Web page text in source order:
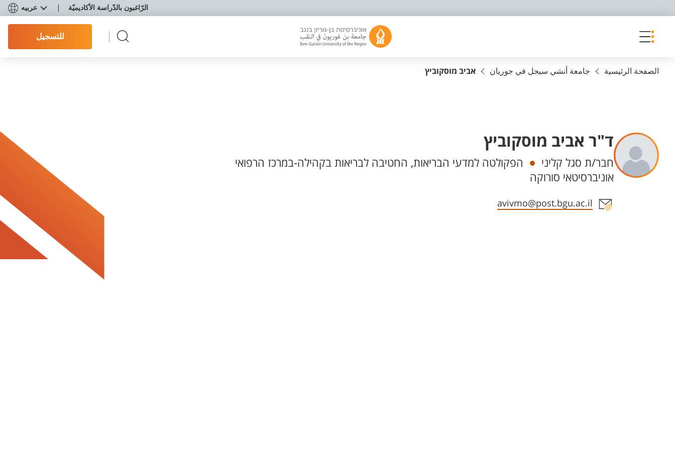
الرّاغبون بالدّراسة الأكاديميّة عربيه
للتسجيل
الصفحة الرئيسية جامعة أنشي سيجل في جوريان אביב מוסקוביץ
ד"ר אביב מוסקוביץ
Departments
חבר/ת סגל קליני
הפקולטה למדעי הבריאות, החטיבה לבריאות בקהילה-במרכז הרפואי
אוניברסיטאי סורוקה
Staff member contact section
avivmo@post.bgu.ac.il